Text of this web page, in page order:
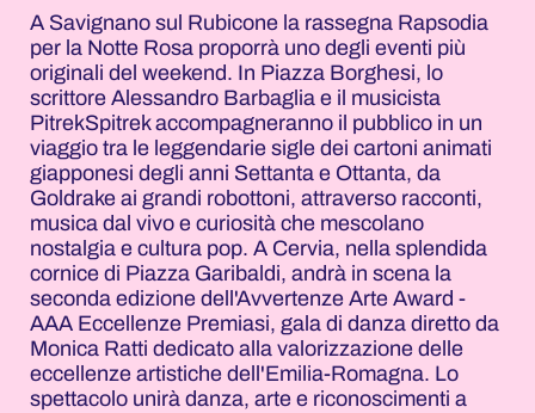
A Savignano sul Rubicone la rassegna Rapsodia
per la Notte Rosa proporrà uno degli eventi più
originali del weekend. In Piazza Borghesi, lo
scrittore Alessandro Barbaglia e il musicista
PitrekSpitrek accompagneranno il pubblico in un
viaggio tra le leggendarie sigle dei cartoni animati
giapponesi degli anni Settanta e Ottanta, da
Goldrake ai grandi robottoni, attraverso racconti,
musica dal vivo e curiosità che mescolano
nostalgia e cultura pop. A Cervia, nella splendida
cornice di Piazza Garibaldi, andrà in scena la
seconda edizione dell'Avvertenze Arte Award -
AAA Eccellenze Premiasi, gala di danza diretto da
Monica Ratti dedicato alla valorizzazione delle
eccellenze artistiche dell'Emilia-Romagna. Lo
spettacolo unirà danza, arte e riconoscimenti a